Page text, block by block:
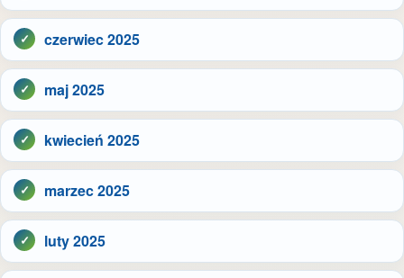
czerwiec 2025
maj 2025
kwiecień 2025
marzec 2025
luty 2025